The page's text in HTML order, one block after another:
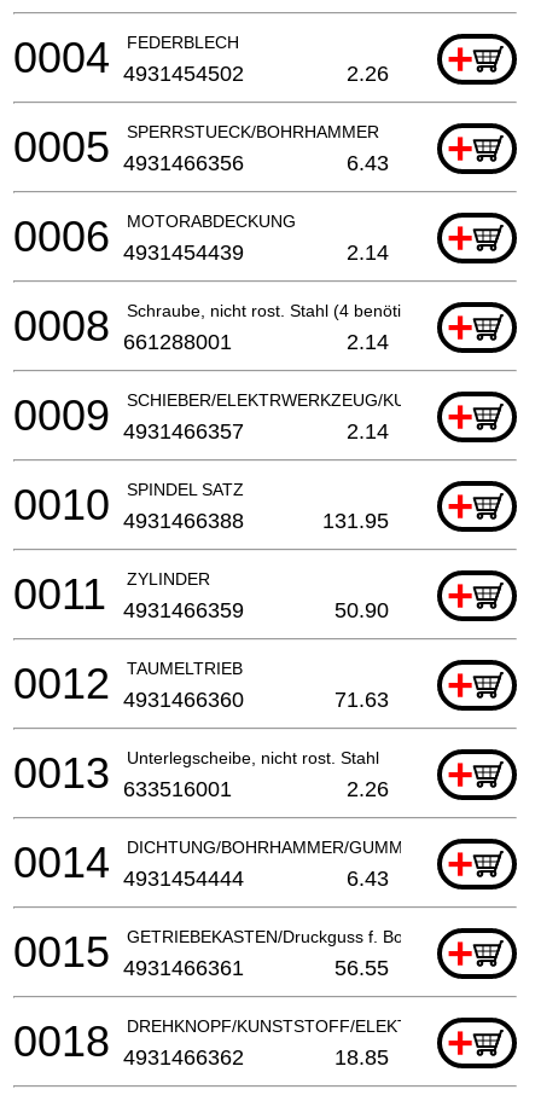
FEDERBLECH +
0004 4931454502 2.26
SPERRSTUECK/BOHRHAMMER +
0005 4931466356 6.43
MOTORABDECKUNG +
0006 4931454439 2.14
Schraube, nicht rost. Stahl (4 benötigt) +
0008 661288001 2.14
SCHIEBER/ELEKTRWERKZEUG/KUNSTSTOFF
+
0009 4931466357 2.14
SPINDEL SATZ +
0010 4931466388 131.95
ZYLINDER +
0011 4931466359 50.90
TAUMELTRIEB +
0012 4931466360 71.63
Unterlegscheibe, nicht rost. Stahl +
0013 633516001 2.26
DICHTUNG/BOHRHAMMER/GUMMI +
0014 4931454444 6.43
GETRIEBEKASTEN/Druckguss f. Bohrhammer
+
0015 4931466361 56.55
DREHKNOPF/KUNSTSTOFF/ELEKTROWERKZEUG
+
0018 4931466362 18.85